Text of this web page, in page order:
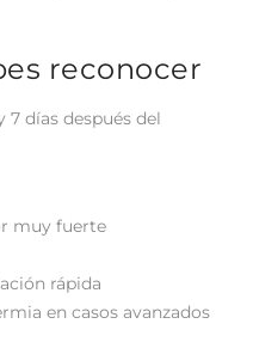
reconocer
7 días después del
muy fuerte
rápida
en casos avanzados